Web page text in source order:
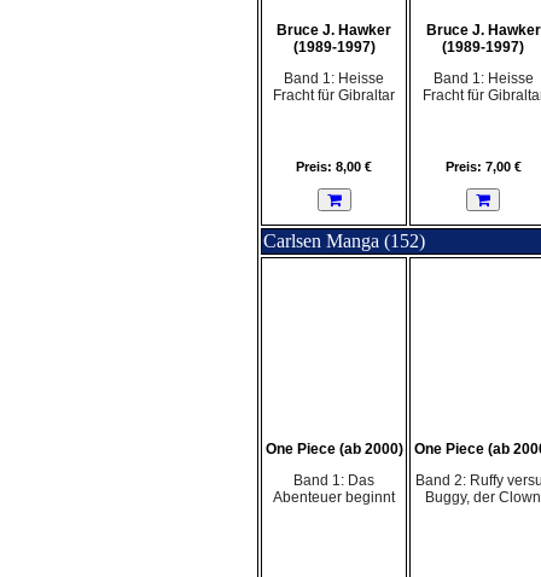
Bruce J. Hawker
(1989-1997)
Band 1: Heisse
Fracht für Gibraltar
Preis: 8,00 €
Bruce J. Hawker
(1989-1997)
Band 1: Heisse
Fracht für
Preis: 7,00 €
Carlsen Manga (152)
One Piece (ab 2000)
Band 1: Das
Abenteuer beginnt
One Piece (ab
Band 2: Ruffy
Buggy, der Clown